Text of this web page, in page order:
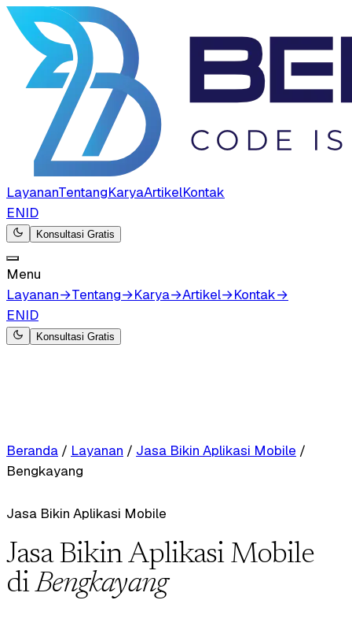
LayananTentangKaryaArtikelKontak
ENID
Konsultasi Gratis
Menu
Layanan→Tentang→Karya→Artikel→Kontak→
ENID
Konsultasi Gratis
Beranda / Layanan / Jasa Bikin Aplikasi Mobile /
Bengkayang
Jasa Bikin Aplikasi Mobile
Jasa Bikin Aplikasi Mobile
diBengkayang